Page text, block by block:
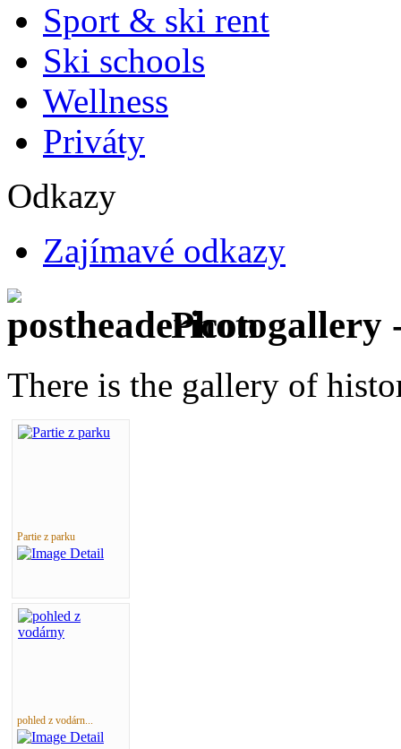
Sport & ski rent
Ski schools
Wellness
Priváty
Odkazy
Zajímavé odkazy
Photogallery
There is the gallery of
Partie z parku
pohled z vodárn...